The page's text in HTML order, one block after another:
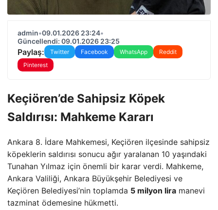
admin•09.01.2026 23:24•
Güncellendi: 09.01.2026 23:25
Paylaş: Twitter Facebook WhatsApp
Reddit
Pinterest
Keçiören’de Sahipsiz Köpek
Saldırısı: Mahkeme Kararı
Ankara 8. İdare Mahkemesi, Keçiören ilçesinde sahipsiz
köpeklerin saldırısı sonucu ağır yaralanan 10 yaşındaki
Tunahan Yılmaz için önemli bir karar verdi. Mahkeme,
Ankara Valiliği, Ankara Büyükşehir Belediyesi ve
Keçiören Belediyesi’nin toplamda 5 milyon lira manevi
tazminat ödemesine hükmetti.